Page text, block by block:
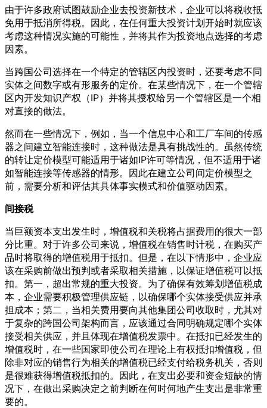
由于许多政府试图鼓励企业去投资新技术，企业可以将税收抵
免用于抵消所得税。因此，在任何重大投资计划开始时就应该
考虑这种情况实施的可能性，并将其作为投资地点选择的考虑
因素。
当跨国公司选择在一个特定的管辖区内投资时，还要考虑不同
实体之间数字或有形服务的定价。在某些情况下，在一个管辖
区内开发知识产权（IP）并将其授权给另一个管辖区是一个相
对直接的做法。
然而在一些情况下，例如，当一个信息中心和工厂车间的传感
器之间建立智能连接时，这种做法是具有挑战性的。虽然传统
的转让定价模型可能适用于诸如IP许可等情况，但不适用于诸
如智能连接等传感器的情形。因此在建立公司间定价模型之
前，需要分析和评估其具体事实模式和价值驱动因素。
间接税
当巨额资本支出发生时，增值税和关税将占据费用的很大一部
分比重。对于许多公司来说，增值税在销售时计税，在购买产
品时将取得的增值税用于抵扣。但是，在以下情形中，企业应
该在采购前做出预判或者采取相关措施，以保证增值税可以抵
扣。第一，超出常规的重大投资。为了确保有效筹划增值税成
本，企业需要积极管理供应链，以确保哪个实体接受供应并承
担成本；第二，当相关费用要向其他集团公司收取时，尤其对
于复杂的跨国公司架构而言，应该通过合同明确规定哪个实体
接受相关供应，并且体现在增值税发票中。在抵扣已经发生的
增值税时，在一些国家即使公司在理论上有权抵扣增值税，但
除非对应的销售行为相关的增值税已经支付给税务机关，否则
是很难获得增值税抵扣的。因此，在支出必要和资金短缺的情
况下，在做出采购决定之前判断在何时何地产生支出是非常重
要的。